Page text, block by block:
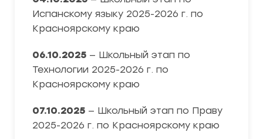
Испанскому языку 2025-2026 г. по
Красноярскому краю
06.10.2025 — Школьный этап по
Технологии 2025-2026 г. по
Красноярскому краю
07.10.2025 — Школьный этап по Праву
2025-2026 г. по Красноярскому краю